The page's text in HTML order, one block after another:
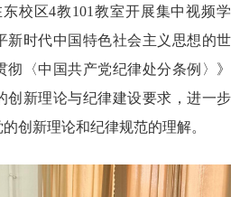
校区4教101教室开展集中视频学
新时代中国特色社会主义思想的世
〈中国共产党纪律处分条例〉》
创新理论与纪律建设要求，进一步
创新理论和纪律规范的理解。